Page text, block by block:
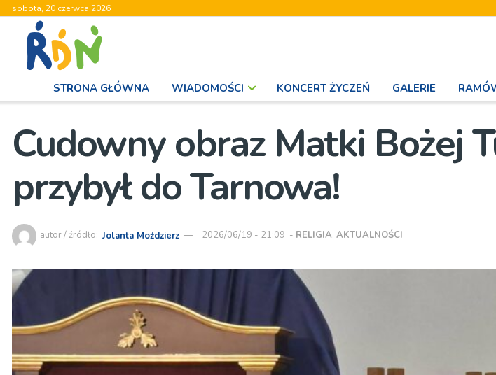
sobota, 20 czerwca 2026
STRONA GŁÓWNA WIADOMOŚCI KONCERT ŻYCZEŃ GALERIE
Cudowny obraz Matki Bożej
przybył do Tarnowa!
autor / źródło: Jolanta Moździerz 2026/06/19 - 21:09 - RELIGIA,AKTUALNOŚCI